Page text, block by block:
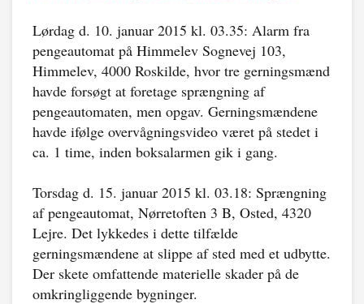
Lørdag d. 10. januar 2015 kl. 03.35: Alarm fra
pengeautomat på Himmelev Sognevej 103,
Himmelev, 4000 Roskilde, hvor tre gerningsmænd
havde forsøgt at foretage sprængning af
pengeautomaten, men opgav. Gerningsmændene
havde ifølge overvågningsvideo været på stedet i
ca. 1 time, inden boksalarmen gik i gang.
Torsdag d. 15. januar 2015 kl. 03.18: Sprængning
af pengeautomat, Nørretoften 3 B, Osted, 4320
Lejre. Det lykkedes i dette tilfælde
gerningsmændene at slippe af sted med et udbytte.
Der skete omfattende materielle skader på de
omkringliggende bygninger.